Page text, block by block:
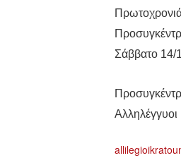
Σάββατο 14/